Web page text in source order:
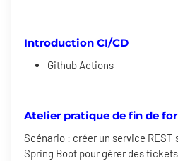
Introduction CI/CD
Github Actions
Atelier pratique de fin de
Scénario : créer un service REST
Spring Boot pour gérer des